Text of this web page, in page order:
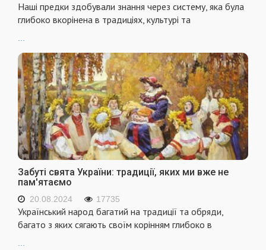
Наші предки здобували знання через систему, яка була
глибоко вкорінена в традиціях, культурі та
...
Забуті свята України: традиції, яких ми вже не
пам'ятаємо
20.08.2024 17735
Український народ багатий на традиції та обряди,
багато з яких сягають своїм корінням глибоко в